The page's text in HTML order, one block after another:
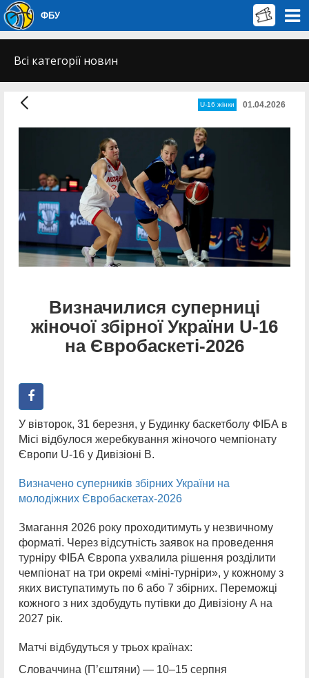
ФБУ
Всі категорії новин
U-16 жінки 01.04.2026
Визначилися суперниці
жіночої збірної України U-16
на Євробаскеті-2026
У вівторок, 31 березня, у Будинку баскетболу ФІБА в
Місі відбулося жеребкування жіночого чемпіонату
Європи U-16 у Дивізіоні В.
Визначено суперників збірних України на
молодіжних Євробаскетах-2026
Змагання 2026 року проходитимуть у незвичному
форматі. Через відсутність заявок на проведення
турніру ФІБА Європа ухвалила рішення розділити
чемпіонат на три окремі «міні-турніри», у кожному з
яких виступатимуть по 6 або 7 збірних. Переможці
кожного з них здобудуть путівки до Дивізіону А на
2027 рік.
Матчі відбудуться у трьох країнах:
Словаччина (П’єштяни) — 10–15 серпня